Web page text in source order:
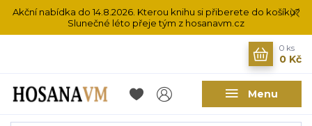
Akční nabídka do 14.8.2026. Kterou knihu si přiberete do košíku?
Slunečné léto přeje tým z hosanavm.cz
Menu
0 ks
0 Kč